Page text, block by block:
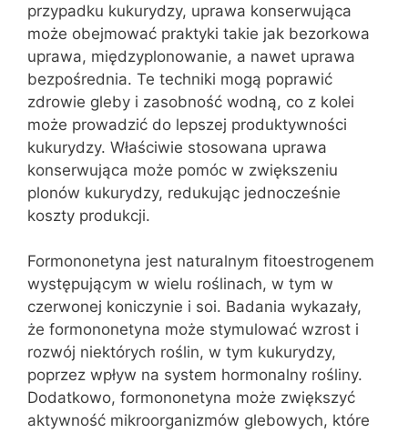
przypadku kukurydzy, uprawa konserwująca
może obejmować praktyki takie jak bezorkowa
uprawa, międzyplonowanie, a nawet uprawa
bezpośrednia. Te techniki mogą poprawić
zdrowie gleby i zasobność wodną, co z kolei
może prowadzić do lepszej produktywności
kukurydzy. Właściwie stosowana uprawa
konserwująca może pomóc w zwiększeniu
plonów kukurydzy, redukując jednocześnie
koszty produkcji.
Formononetyna jest naturalnym fitoestrogenem
występującym w wielu roślinach, w tym w
czerwonej koniczynie i soi. Badania wykazały,
że formononetyna może stymulować wzrost i
rozwój niektórych roślin, w tym kukurydzy,
poprzez wpływ na system hormonalny rośliny.
Dodatkowo, formononetyna może zwiększyć
aktywność mikroorganizmów glebowych, które